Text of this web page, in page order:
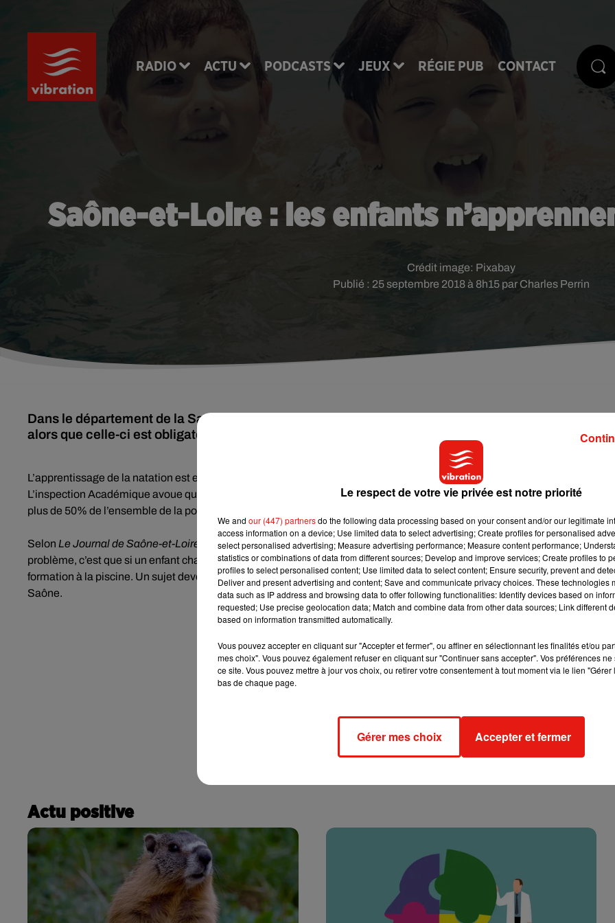
RADIO ACTU PODCASTS JEUX RÉGIE PUB CONTACT
Saône-et-Loire : les enfants
Publié : 25 septembre 2018 à 8h15 par Charles Perrin
Crédit image: Pixabay
Dans le département de la Saône-et-Loire, certains enfants n'ont pas de formation à la natation,
alors que celle-ci est obligatoire ⬦
L’apprentissage de la natation est en théorie obligatoire à l’école en France, mais en pratique, c’est une autre histoire !
L’inspection Académique avoue que 22 563 élèves ont bénéficié de séances de natation scolaire enSaône-et-Loire
plus de 50% de l’ensemble de la population scolaire du 1
Selon Le Journal de Saône-et-Loire
, pour les écoles, c’est chacune leur tour ! Il faut parfois patienter plus d’un an. Le
problème, c’est que si un enfant change d’établissement, il peut passer entre les mailles du filet, et ne pas avoir du tout de
formation à la piscine. Un sujet devenu polémique après la triple noyade survenue cet été aux Prés Saint-Jean à Chalon-
Saône.
Actu positive
Le respect de votre vie privée est notre priorité
We and our (447) partnersdo the following data processing based on your consent and/or our legitimate
access information on a device; Use limited data to select advertising; Create profiles for personalised
select personalised advertising; Measure advertising performance; Measure content performance;
statistics or combinations of data from different sources; Develop and improve services; Create profiles to
profiles to select personalised content; Use limited data to select content; Ensure security, prevent and
Deliver and present advertising and content; Save and communicate privacy choices. These technologies
data such as IP address and browsing data to offer following functionalities: Identify devices based on
requested; Use precise geolocation data; Match and combine data from other data sources; Link different
based on information transmitted automatically.
Vous pouvez accepter en cliquant sur "Accepter et fermer", ou affiner en sélectionnant les finalités et/ou
mes choix". Vous pouvez également refuser en cliquant sur "Continuer sans accepter". Vos préférences
ce site. Vous pouvez mettre à jour vos choix, ou retirer votre consentement à tout moment via le lien
bas de chaque page.
Gérer mes choix Accepter et fermer